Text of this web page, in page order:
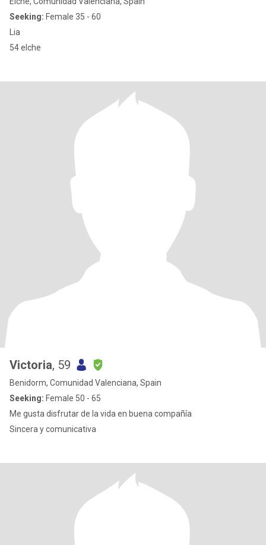
Seeking: Female 35 - 60
Lia
54 elche
Victoria, 59
Benidorm, Comunidad Valenciana, Spain
Seeking: Female 50 - 65
Me gusta disfrutar de la vida en buena compañía
Sincera y comunicativa